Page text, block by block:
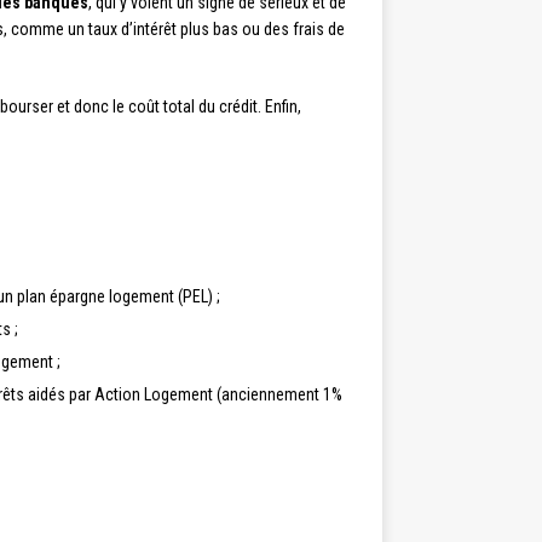
un taux d’intérêt plus bas ou des frais de
et donc le coût total du crédit. Enfin,
plan épargne logement (PEL) ;
;
;
aidés par Action Logement (anciennement 1%